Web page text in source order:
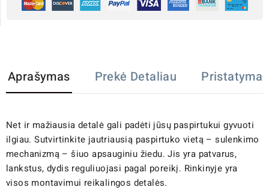
Aprašymas Prekė Detaliau Pristatymas
Net ir mažiausia detalė gali padėti jūsų paspirtukui gyvuoti
ilgiau. Sutvirtinkite jautriausią paspirtuko vietą – sulenkimo
mechanizmą – šiuo apsauginiu žiedu. Jis yra patvarus,
lankstus, dydis reguliuojasi pagal poreikį. Rinkinyje yra
visos montavimui reikalingos detalės.